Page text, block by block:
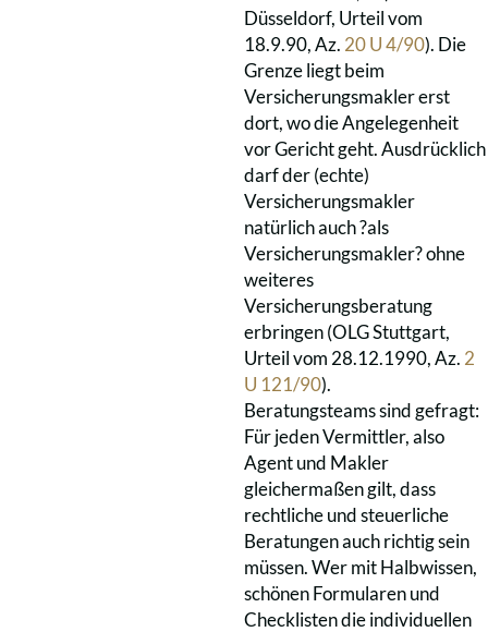
Düsseldorf, Urteil vom
18.9.90, Az. 20 U 4/90). Die
Grenze liegt beim
Versicherungsmakler erst
dort, wo die Angelegenheit
vor Gericht geht. Ausdrücklich
darf der (echte)
Versicherungsmakler
natürlich auch ?als
Versicherungsmakler? ohne
weiteres
Versicherungsberatung
erbringen (OLG Stuttgart,
Urteil vom 28.12.1990, Az. 2
U 121/90).
Beratungsteams sind gefragt:
Für jeden Vermittler, also
Agent und Makler
gleichermaßen gilt, dass
rechtliche und steuerliche
Beratungen auch richtig sein
müssen. Wer mit Halbwissen,
schönen Formularen und
Checklisten die individuellen